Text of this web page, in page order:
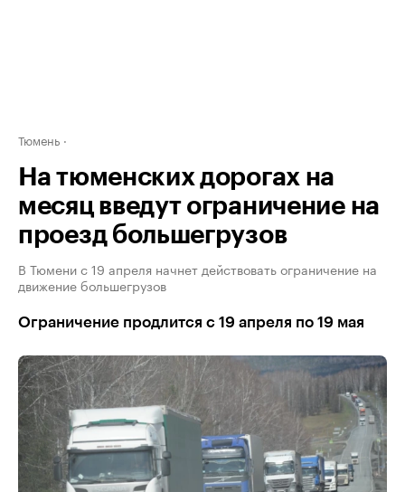
Тюмень
На тюменских дорогах на
месяц введут ограничение на
проезд большегрузов
В Тюмени с 19 апреля начнет действовать ограничение на
движение большегрузов
Ограничение продлится с 19 апреля по 19 мая